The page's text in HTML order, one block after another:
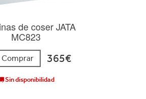
de coser JATA
MC823
Comprar 365€
Sin disponibilidad